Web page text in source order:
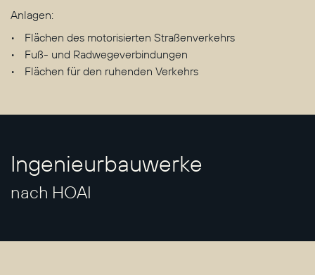
Anlagen:
Flächen des motorisierten Straßenverkehrs
Fuß- und Radwegeverbindungen
Flächen für den ruhenden Verkehrs
Ingenieurbauwerke
nach HOAI